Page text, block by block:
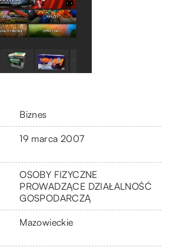
Biznes
19 marca 2007
OSOBY FIZYCZNE
PROWADZĄCE DZIAŁALNOŚĆ
GOSPODARCZĄ
Mazowieckie